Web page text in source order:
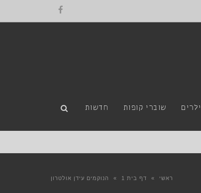
שוברי קופות חדשות
ראשי » דף בית 1 » הנוקמים עידן אולטרון